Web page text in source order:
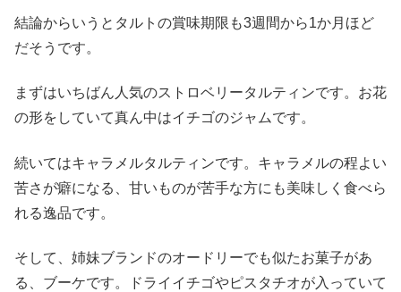
結論からいうとタルトの賞味期限も3週間から1か月ほど
だそうです。
まずはいちばん人気のストロベリータルティンです。お花
の形をしていて真ん中はイチゴのジャムです。
続いてはキャラメルタルティンです。キャラメルの程よい
苦さが癖になる、甘いものが苦手な方にも美味しく食べら
れる逸品です。
そして、姉妹ブランドのオードリーでも似たお菓子があ
る、ブーケです。ドライイチゴやピスタチオが入っていて